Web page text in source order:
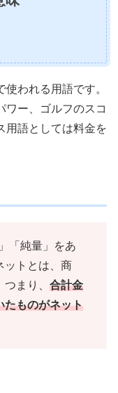
われる用語です。
ワー、ゴルフのスコ
用語としては料金を
「純量」をあ
ットとは、商
まり、 合計金
たものがネット